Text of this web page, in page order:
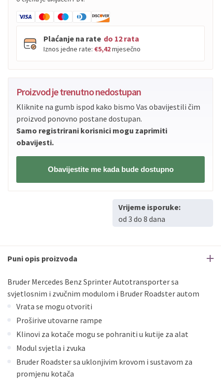
Plaćanje na rate do 12 rata
Iznos jedne rate: €5,42mjesečno
Visa Premium
Erste
Diners do12rata
Maestro do
Erste
Sve banke Visa
Jednokratno
Jednokratno
Proizvod je trenutno nedostupan
Kliknite na gumb ispod kako bismo Vas obavijestili čim
proizvod ponovno postane dostupan.
Samo registrirani korisnici mogu zaprimiti
obavijesti.
Obavijestite me kada bude dostupno
Vrijeme isporuke:
od 3 do 8 dana
Puni opis proizvoda
Bruder Mercedes Benz Sprinter Autotransporter sa
svjetlosnim i zvučnim modulom i Bruder Roadster autom
Vrata se mogu otvoriti
Proširive utovarne rampe
Klinovi za kotače mogu se pohraniti u kutije za alat
Modul svjetla i zvuka
Bruder Roadster sa uklonjivim krovom i sustavom za
promjenu kotača